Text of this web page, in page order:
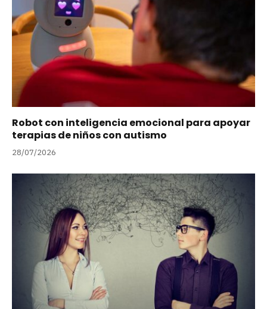
Robot con inteligencia emocional para apoyar
terapias de niños con autismo
28/07/2026